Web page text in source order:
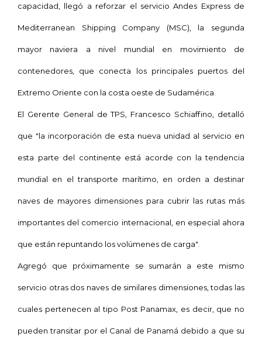
capacidad, llegó a reforzar el servicio Andes Express de
Mediterranean Shipping Company (MSC), la segunda
mayor naviera a nivel mundial en movimiento de
contenedores, que conecta los principales puertos del
Extremo Oriente con la costa oeste de Sudamérica.
El Gerente General de TPS, Francesco Schiaffino, detalló
que "la incorporación de esta nueva unidad al servicio en
esta parte del continente está acorde con la tendencia
mundial en el transporte marítimo, en orden a destinar
naves de mayores dimensiones para cubrir las rutas más
importantes del comercio internacional, en especial ahora
que están repuntando los volúmenes de carga".
Agregó que próximamente se sumarán a este mismo
servicio otras dos naves de similares dimensiones, todas las
cuales pertenecen al tipo Post Panamax, es decir, que no
pueden transitar por el Canal de Panamá debido a que su